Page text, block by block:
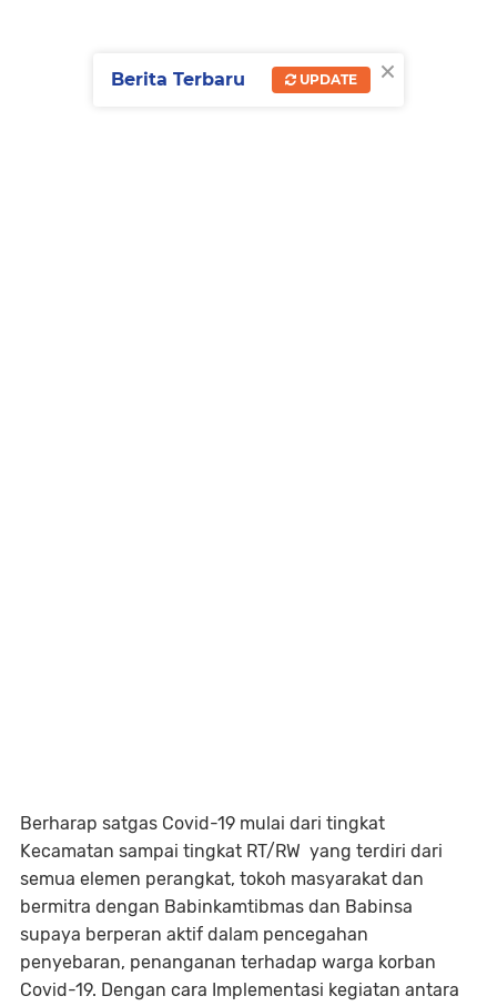
Berharap satgas Covid-19 mulai dari tingkat
Kecamatan sampai tingkat RT/RW yang terdiri dari
semua elemen perangkat, tokoh masyarakat dan
bermitra dengan Babinkamtibmas dan Babinsa
supaya berperan aktif dalam pencegahan
penyebaran, penanganan terhadap warga korban
Covid-19. Dengan cara Implementasi kegiatan antara
×
Berita Terbaru UPDATE